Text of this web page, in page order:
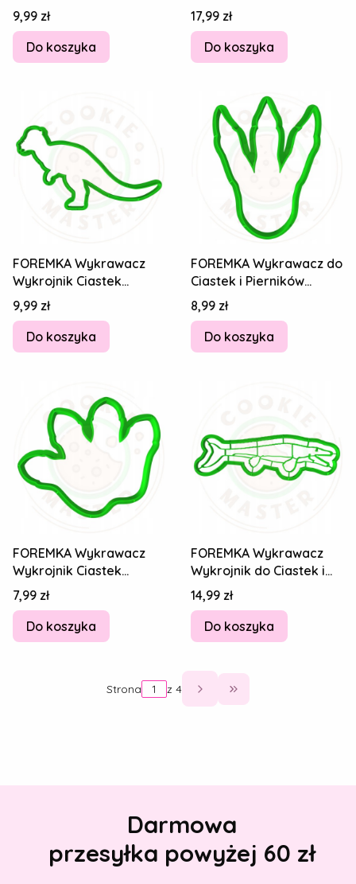
Pierników DINOZAUR -
Parazaur 14cm
Cena
9,99 zł
Do koszyka
Pierników DINOZAUR
Pachycefalozaur 14cm
Cena
17,99 zł
Do koszyka
FOREMKA Wykrawacz
Wykrojnik Ciastek
Pierników DINOZAUR
Pachycefalozaur 14cm
Cena
9,99 zł
Do koszyka
FOREMKA Wykrawacz do
Ciastek i Pierników
DINOZAUR Odcisk
Tyranozaura T-Rex
Cena
8,99 zł
Do koszyka
FOREMKA Wykrawacz
Wykrojnik Ciastek
Pierników DINOZAUR
Odcisk Triceratopsa
Cena
7,99 zł
Do koszyka
FOREMKA Wykrawacz
Wykrojnik do Ciastek i
Pierników DINOZAUR -
Mozazaur 14cm
Cena
14,99 zł
Do koszyka
Strona z 4 Przejdź do
Darmowa
przesyłka powyżej 60 zł